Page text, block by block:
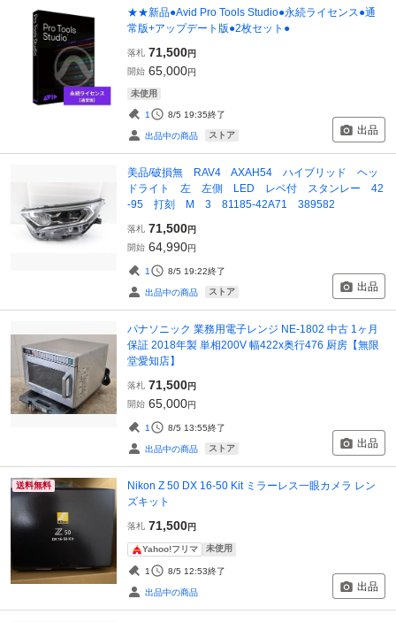
★★新品●Avid Pro Tools Studio●永続ライセンス●通
常版+アップデート版●2枚セット●
落札 71,500円
開始 65,000円
未使用
1 8/5 19:35終了
出品中の商品 ストア 出品
美品/破損無 RAV4 AXAH54 ハイブリッド ヘッ
ドライト 左 左側 LED レベ付 スタンレー 42
-95 打刻 M 3 81185-42A71 389582
落札 71,500円
開始 64,990円
1 8/5 19:22終了
出品中の商品 ストア 出品
パナソニック 業務用電子レンジ NE-1802 中古 1ヶ月
保証 2018年製 単相200V 幅422x奥行476 厨房【無限
堂愛知店】
落札 71,500円
開始 65,000円
1 8/5 13:55終了
出品中の商品 ストア 出品
送料無料
Nikon Z 50 DX 16-50 Kit ミラーレス一眼カメラ レン
ズキット
落札 71,500円
Yahoo!フリマ 未使用
1 8/5 12:53終了
出品中の商品 出品